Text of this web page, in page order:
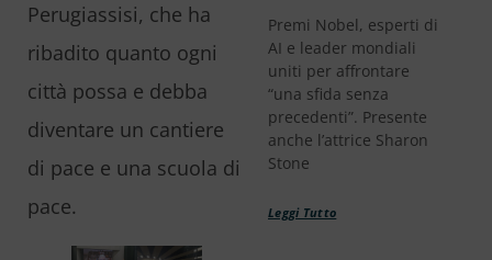
Perugiassisi, che ha
ribadito quanto ogni
città possa e debba
diventare un cantiere
di pace e una scuola di
pace.
Premi Nobel, esperti di
AI e leader mondiali
uniti per affrontare
“una sfida senza
precedenti”. Presente
anche l’attrice Sharon
Stone
Leggi Tutto